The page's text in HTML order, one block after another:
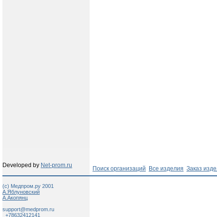
Developed by Net-prom.ru Поиск организаций Все изделия Заказ
(c) Медпром.ру 2001
А.Яблуновский
А.Акопянц
support@medprom.ru
+78632412141